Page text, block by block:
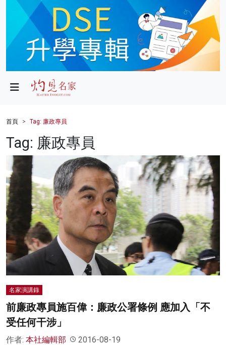
政局
財經
健康
商業
科技
影片
名家榜
灼見活動
首頁 Tag: 廉政專員
Tag: 廉政專員
名家演講錄
前廉政專員施百偉：廉政公署條例 應加入「不
受任何干涉」
作者: 本社編輯部 2016-08-19